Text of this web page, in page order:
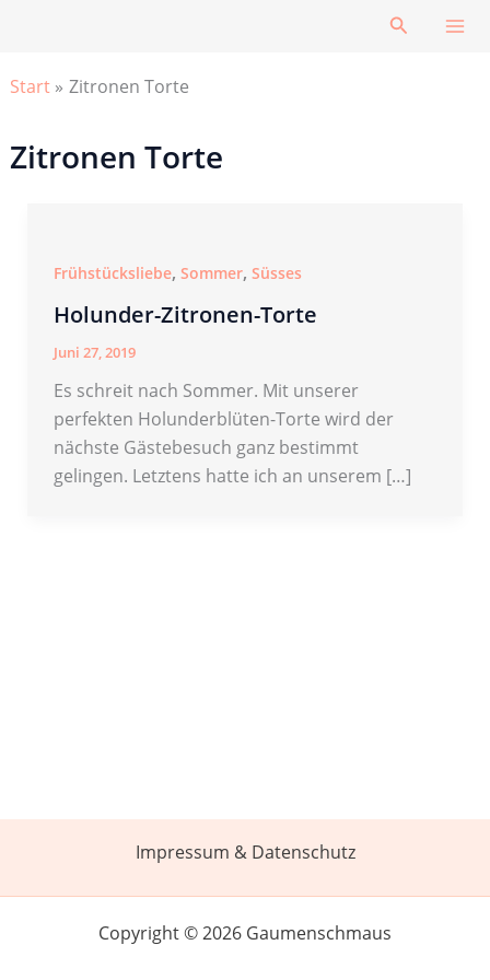
Suchen
Start Zitronen Torte
Zitronen Torte
Frühstücksliebe, Sommer, Süsses
Holunder-Zitronen-Torte
Juni 27, 2019
Es schreit nach Sommer. Mit unserer
perfekten Holunderblüten-Torte wird der
nächste Gästebesuch ganz bestimmt
gelingen. Letztens hatte ich an unserem […]
Impressum & Datenschutz
Copyright © 2026 Gaumenschmaus